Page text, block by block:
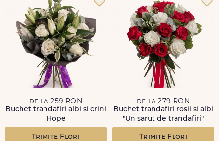
de la 259 RON
Buchet trandafiri albi si crini
Hope
Trimite Flori
de la 279 RON
Buchet trandafiri rosii si albi
"Un sarut de trandafiri"
Trimite Flori